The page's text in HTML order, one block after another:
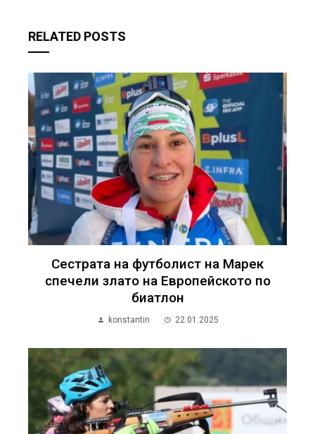
RELATED POSTS
Сестрата на футболист на Марек
спечели злато на Европейското по
биатлон
konstantin 22.01.2025